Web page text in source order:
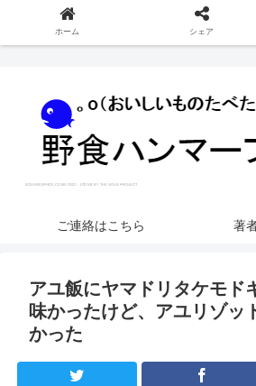
ご連絡はこちら 著
アユ飯にヤマドリタケモド
味かったけど、アユリゾッ
かった
ホーム シェア